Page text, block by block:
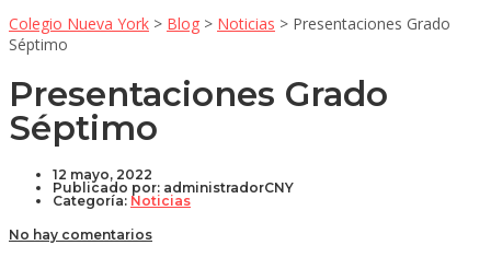
Colegio Nueva York > Blog > Noticias > Presentaciones Grado
Séptimo
Presentaciones Grado
Séptimo
12 mayo, 2022
Publicado por: administradorCNY
Categoría: Noticias
No hay comentarios